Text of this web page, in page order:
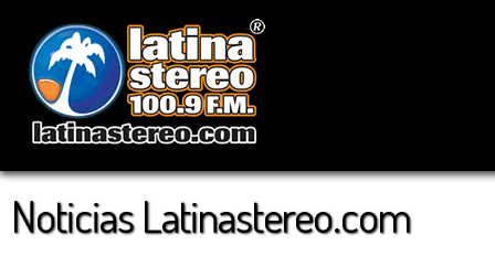
Noticias Latinastereo.com